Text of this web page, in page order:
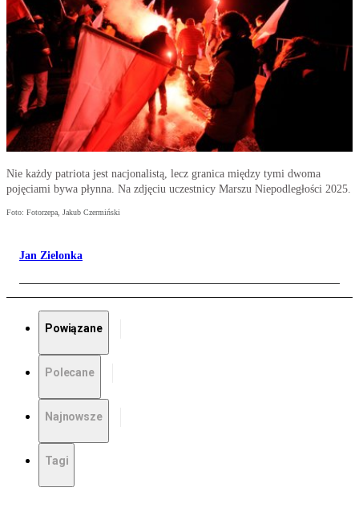
Nie każdy patriota jest nacjonalistą, lecz granica między tymi dwoma
pojęciami bywa płynna. Na zdjęciu uczestnicy Marszu Niepodległości 2025.
Foto: Fotorzepa, Jakub Czermiński
Jan Zielonka
Powiązane
Polecane
Najnowsze
Tagi